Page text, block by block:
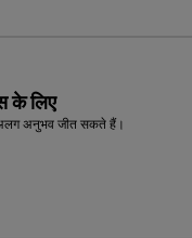
के लिए
अलग अनुभव जीत सकते हैं।